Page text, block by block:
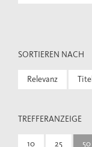
SORTIEREN NACH
Relevanz Titel
TREFFERANZEIGE
10 25 50